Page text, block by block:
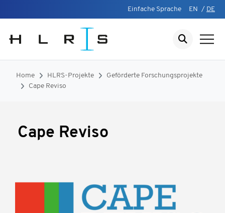
Einfache Sprache EN / DE
Home HLRS-Projekte
Geförderte Forschungsprojekte
Cape Reviso
Cape Reviso